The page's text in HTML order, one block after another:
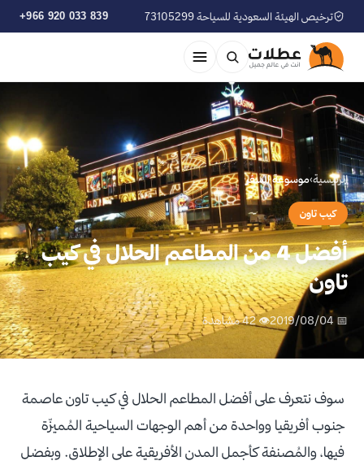
ترخيص الهيئة السعودية للسياحة 73105299 +966 920 033 839
الرئيسية›موسوعة السفر
كيب تاون
أفضل 4 من المطاعم الحلال في كيب
تاون
📅 2019/08/04 👁 42 مشاهدة
سوف نتعرف على أفضل المطاعم الحلال في كيب تاون عاصمة
جنوب أفريقيا وواحدة من أهم الوجهات السياحية المُميزّة
فيها، والمُصنفة كأجمل المدن الأفريقية على الإطلاق. وبفضل